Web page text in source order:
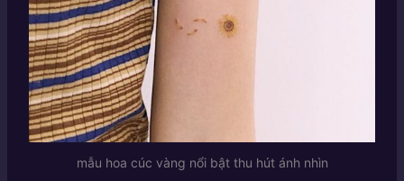
mẫu hoa cúc vàng nổi bật thu hút ánh nhìn